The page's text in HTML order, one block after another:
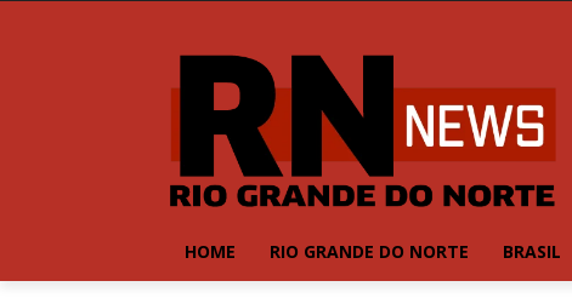
HOME RIO GRANDE DO NORTE BRASIL